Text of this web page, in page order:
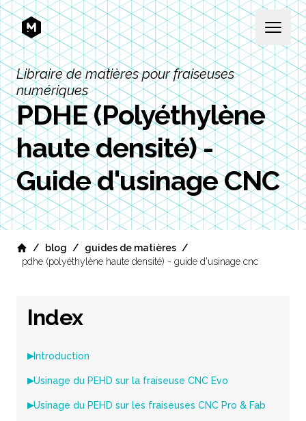
MEKANIKA
Open
Libraire de matières pour fraiseuses
numériques
PDHE (Polyéthylène
haute densité) -
Guide d'usinage CNC
Home
/ blog / guides de matières /
pdhe (polyéthylène haute densité) - guide d'usinage cnc
Index
▶Introduction
▶Usinage du PEHD sur la fraiseuse CNC Evo
▶Usinage du PEHD sur les fraiseuses CNC Pro & Fab